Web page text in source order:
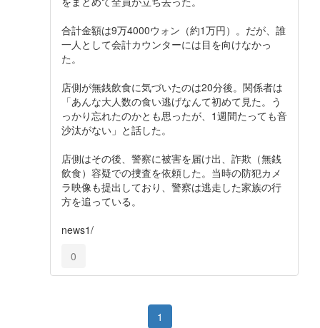
合計金額は9万4000ウォン（約1万円）。だが、誰
一人として会計カウンターには目を向けなかっ
た。
店側が無銭飲食に気づいたのは20分後。関係者は
「あんな大人数の食い逃げなんて初めて見た。う
っかり忘れたのかとも思ったが、1週間たっても音
沙汰がない」と話した。
店側はその後、警察に被害を届け出、詐欺（無銭
飲食）容疑での捜査を依頼した。当時の防犯カメ
ラ映像も提出しており、警察は逃走した家族の行
方を追っている。
news1/
0
1